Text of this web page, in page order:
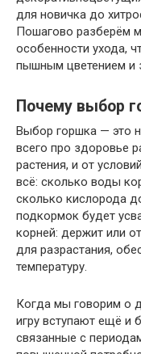
для новичка до
Пошагово разберём
особенности ухода,
пышным цветением и
Почему выбор
Выбор горшка — это
всего про здоровье
растения, и от
всё: сколько воды
сколько кислорода
подкормок будет
корней: держит или
для разрастания,
температуру.
Когда мы говорим о
игру вступают ещё и
связанные с